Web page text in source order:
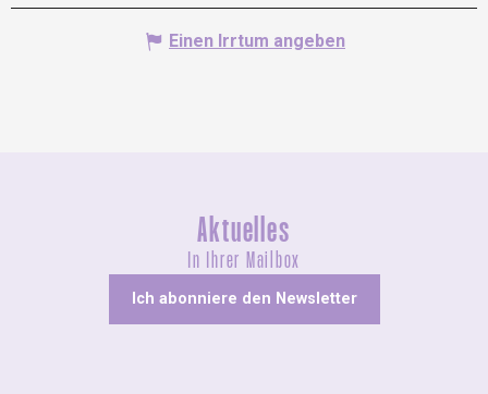
Einen Irrtum angeben
Aktuelles
In Ihrer Mailbox
Ich abonniere den Newsletter